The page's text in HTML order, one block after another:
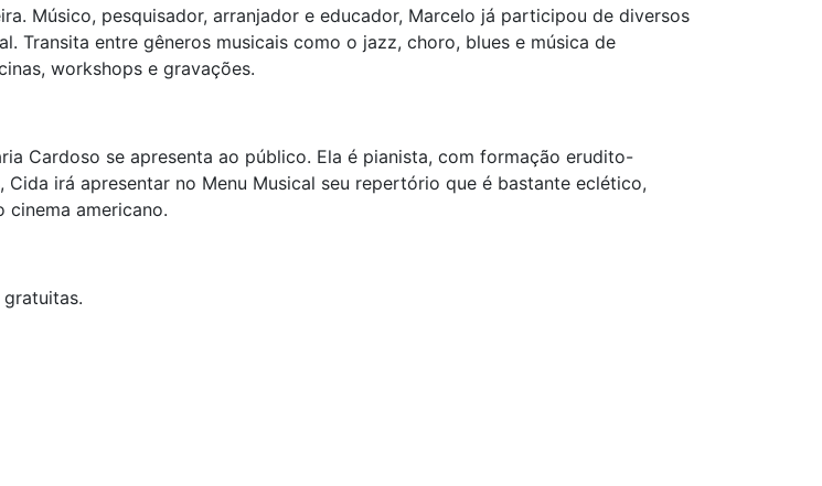
Músico, pesquisador, arranjador e educador, Marcelo já participou de diversos
Transita entre gêneros musicais como o jazz, choro, blues e música de
workshops e gravações.
Cardoso se apresenta ao público. Ela é pianista, com formação erudito-
irá apresentar no Menu Musical seu repertório que é bastante eclético,
cinema americano.